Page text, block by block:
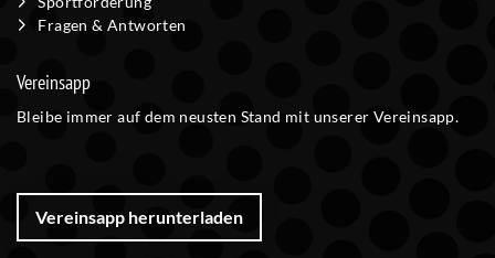
Fragen & Antworten
Vereinsapp
Bleibe immer auf dem neusten Stand mit unserer Vereinsapp.
Vereinsapp herunterladen